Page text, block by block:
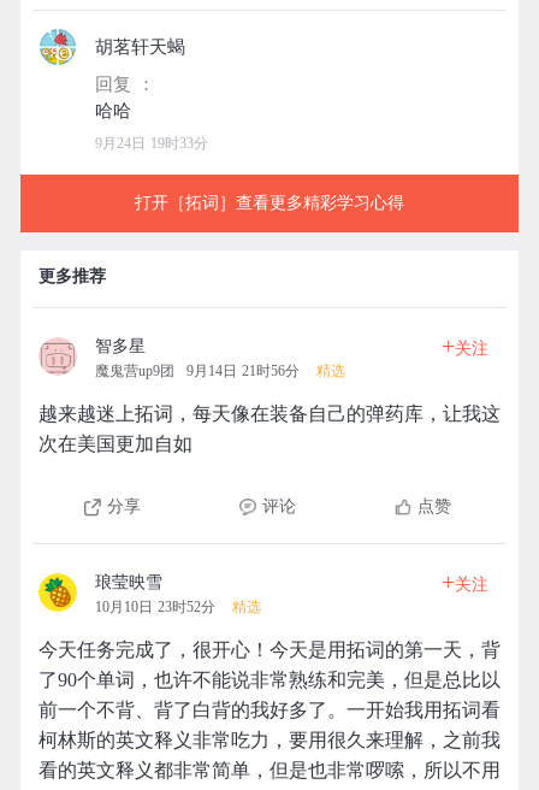
胡茗轩天蝎
回复 ：
9月24日 19时33分
打开［拓词］查看更多精彩学习心得
更多推荐
智多星
魔鬼营up9团 9月14日 21时56分 精选
+关注
越来越迷上拓词，每天像在装备自己的弹药库，让我这
次在美国更加自如
分享 评论 点赞
琅莹映雪
10月10日 23时52分 精选
+关注
今天任务完成了，很开心！今天是用拓词的第一天，背
了90个单词，也许不能说非常熟练和完美，但是总比以
前一个不背、背了白背的我好多了。一开始我用拓词看
柯林斯的英文释义非常吃力，要用很久来理解，之前我
看的英文释义都非常简单，但是也非常啰嗦，所以不用